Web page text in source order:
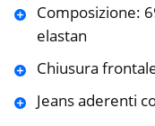
Composizione:
elastan
Chiusura
Jeans aderenti